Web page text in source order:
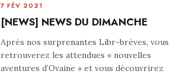
7 FÉV 2021
[NEWS] NEWS DU DIMANCHE
Après nos surprenantes Libr-brèves, vous
retrouverez les attendues « nouvelles
aventures d’Ovaine » et vous découvrirez